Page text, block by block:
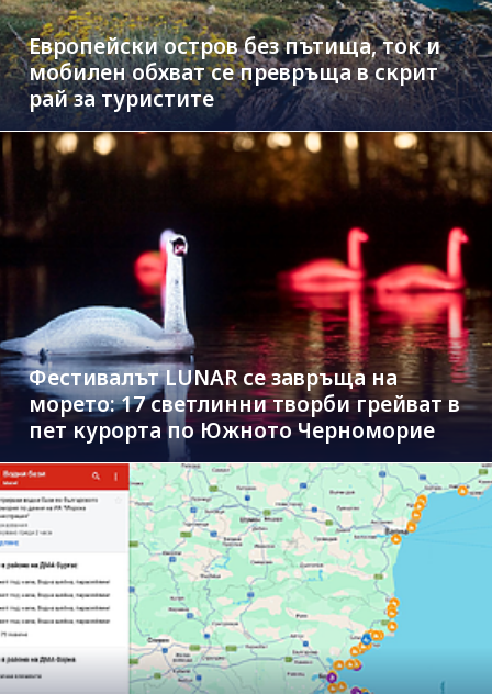
Европейски остров без пътища, ток и
мобилен обхват се превръща в скрит
рай за туристите
Фестивалът LUNAR се завръща на
морето: 17 светлинни творби грейват в
пет курорта по Южното Черноморие